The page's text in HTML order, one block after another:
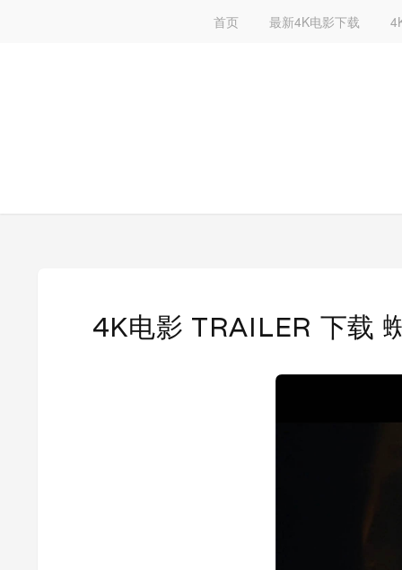
首页 最新4K电影下载
4K电影 TRAILER 下载